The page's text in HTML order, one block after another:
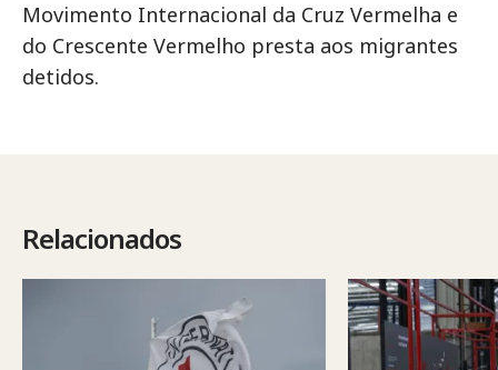
Movimento Internacional da Cruz Vermelha e
do Crescente Vermelho presta aos migrantes
detidos.
Relacionados